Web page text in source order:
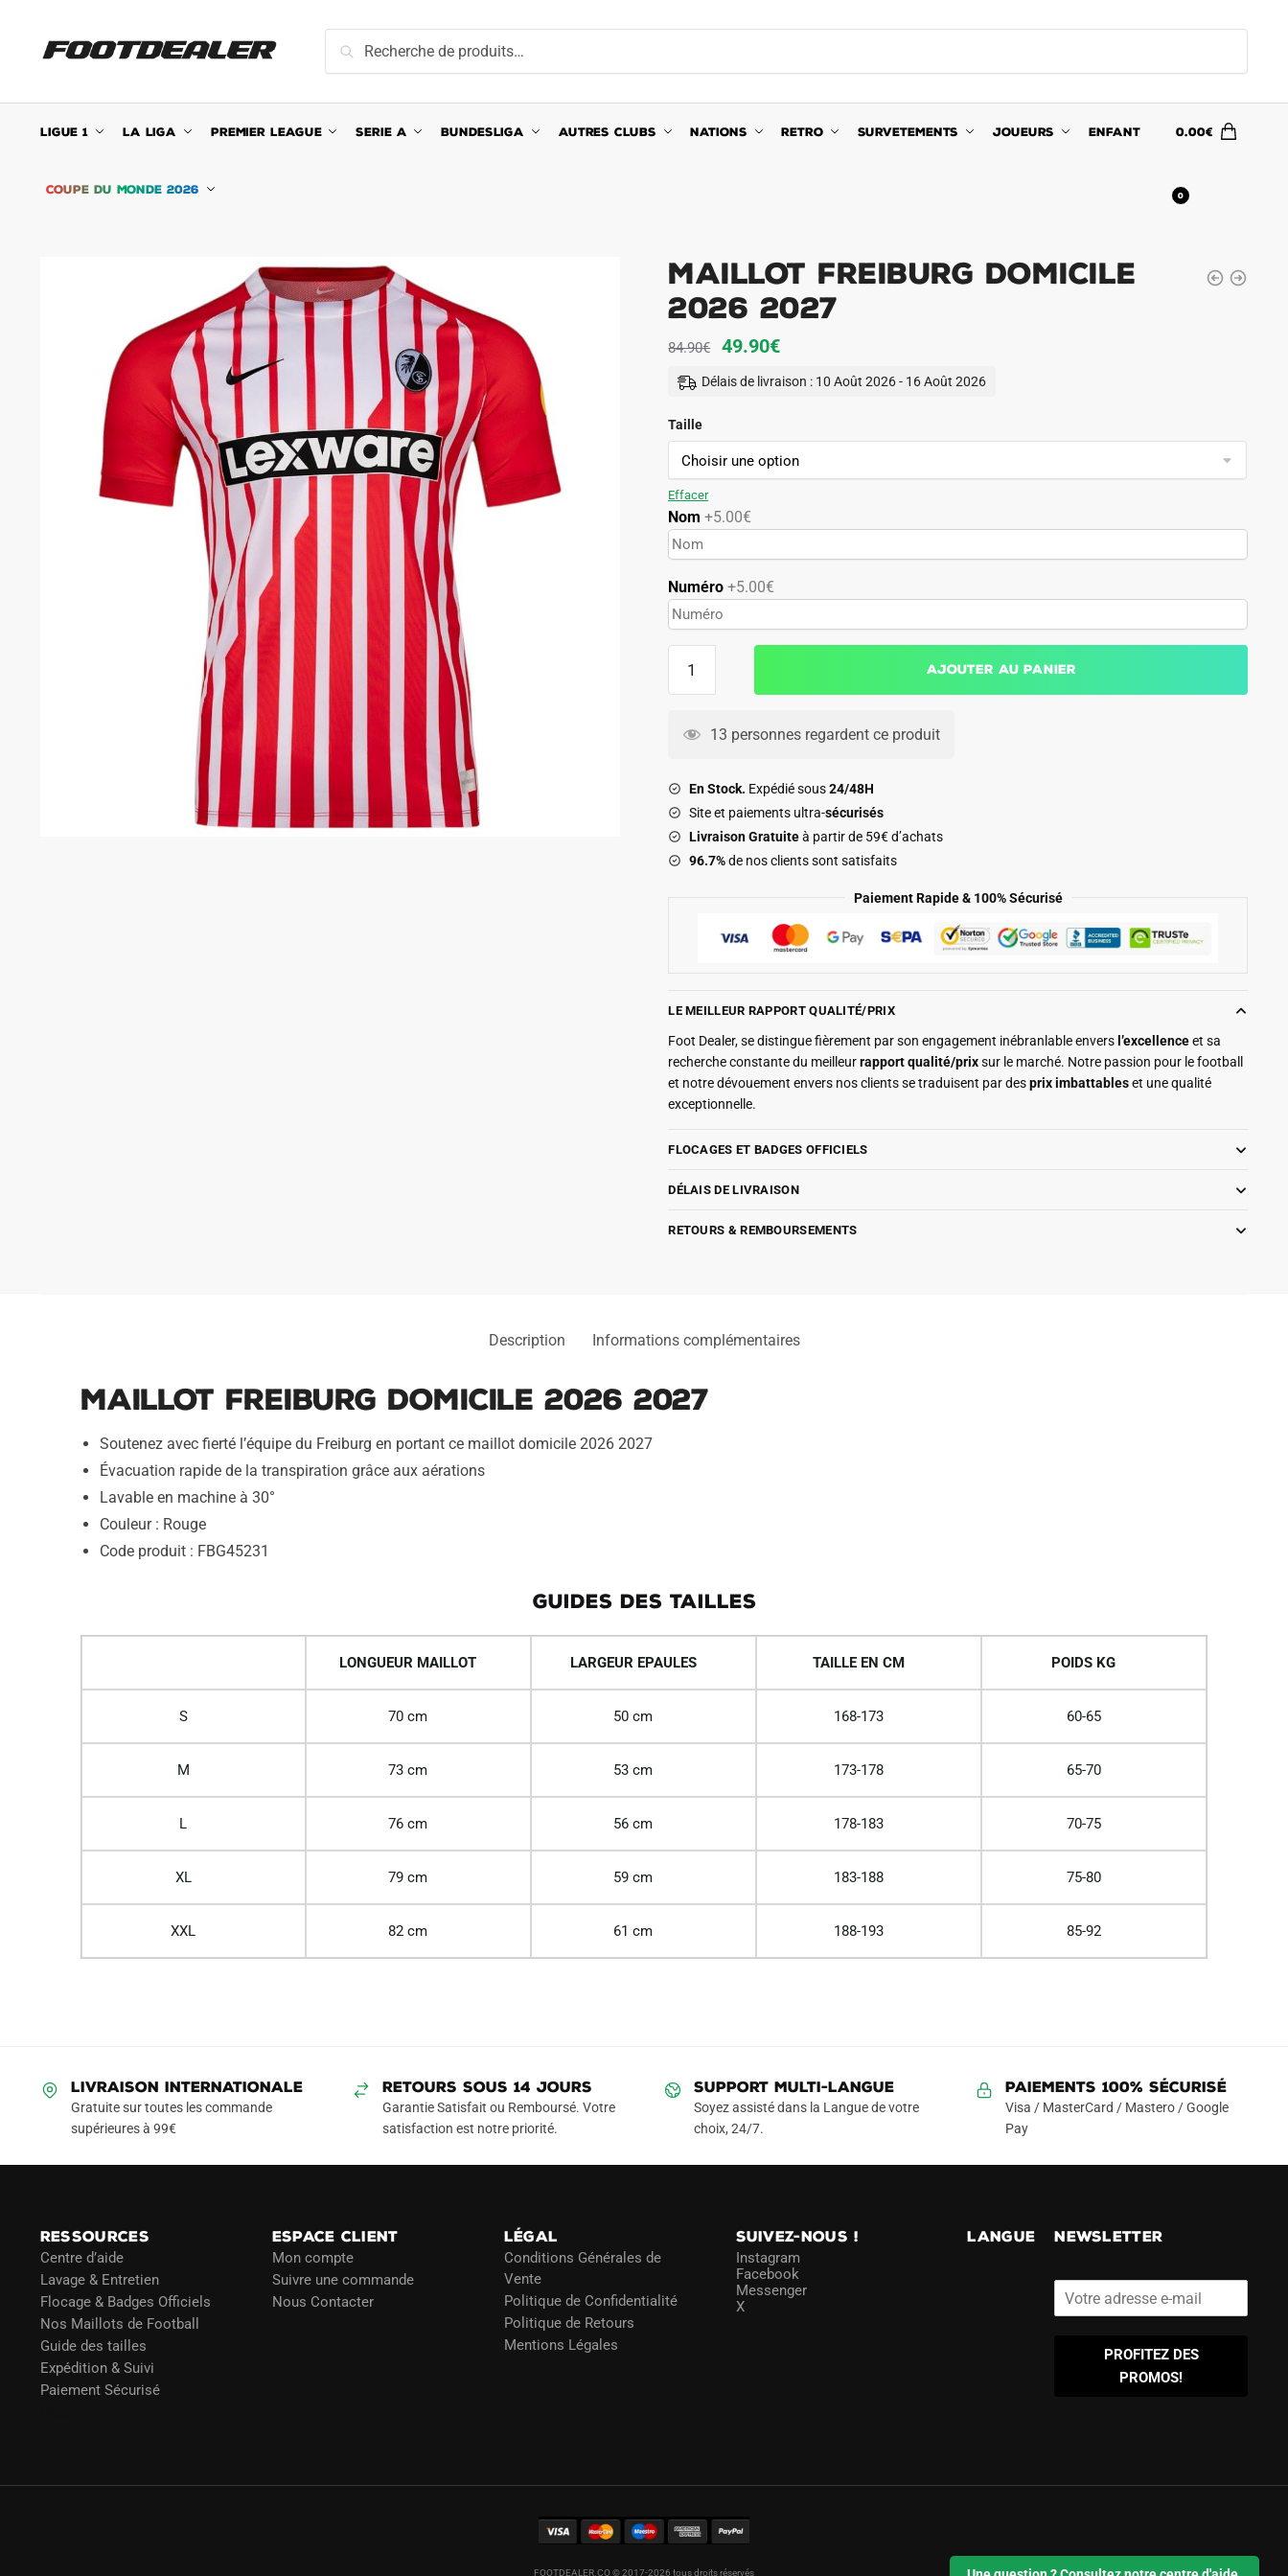
navigation
content
pour :
Recherche
LIGUE 1 LA LIGA PREMIER LEAGUE SERIE A BUNDESLIGA AUTRES CLUBS NATIONS RETRO SURVETEMENTS JOUEURS ENFANT
COUPE DU MONDE 2026
0.00€
0
Maillot Freiburg Domicile
2026 2027
84.90€
Le
prix
84.90€.
49.90€Le
prix
49.90€.
Délais de livraison : 10 Août 2026 - 16 Août 2026
Taille
Effacer
Nom +5.00€
Numéro+5.00€
Freiburg
2027
Ajouter au panier
13 personnes regardent ce produit
En Stock. Expédié sous24/48H
Site et paiements ultra-sécurisés
Livraison Gratuiteà partir de 59€ d’achats
96.7%de nos clients sont satisfaits
Paiement Rapide & 100% Sécurisé
LE MEILLEUR RAPPORT QUALITÉ/PRIX
Foot Dealer, se distingue fièrement par son engagement inébranlable envers l’excellenceet sa
recherche constante du meilleurrapport qualité/prixsur le marché. Notre passion pour le football
et notre dévouement envers nos clients se traduisent par desprix imbattableset une qualité
exceptionnelle.
FLOCAGES ET BADGES OFFICIELS
DÉLAIS DE LIVRAISON
RETOURS & REMBOURSEMENTS
Description Informations complémentaires
Maillot Freiburg Domicile 2026 2027
Soutenez avec fierté l’équipe du Freiburg en portant ce maillot domicile 2026 2027
Évacuation rapide de la transpiration grâce aux aérations
Lavable en machine à 30°
Couleur : Rouge
Code produit : FBG45231
GUIDES DES TAILLES
LONGUEUR MAILLOT LARGEUR EPAULES TAILLE EN CM POIDS KG
S 70 cm 50 cm 168-173 60-65
M 73 cm 53 cm 173-178 65-70
L 76 cm 56 cm 178-183 70-75
XL 79 cm 59 cm 183-188 75-80
XXL 82 cm 61 cm 188-193 85-92
LIVRAISON INTERNATIONALE
Gratuite sur toutes les commande
supérieures à 99€
RETOURS SOUS 14 JOURS
Garantie Satisfait ou Remboursé. Votre
satisfaction est notre priorité.
SUPPORT MULTI-LANGUE
Soyez assisté dans la Langue de votre
choix, 24/7.
Paiements 100% Sécurisé
Visa / MasterCard / Mastero / Google
Pay
RESSOURCES
Centre d’aide
Lavage & Entretien
Flocage & Badges Officiels
Nos Maillots de Football
Guide des tailles
Expédition & Suivi
Paiement Sécurisé
ESPACE CLIENT
Mon compte
Suivre une commande
Nous Contacter
LÉGAL
Conditions Générales de
Vente
Politique de Confidentialité
Politique de Retours
Mentions Légales
SUIVEZ-NOUS !
Instagram
Facebook
Messenger
X
LANGUE NEWSLETTER
PROFITEZ DES
PROMOS!
FOOTDEALER.CO © 2017-2026 tous droits réservés